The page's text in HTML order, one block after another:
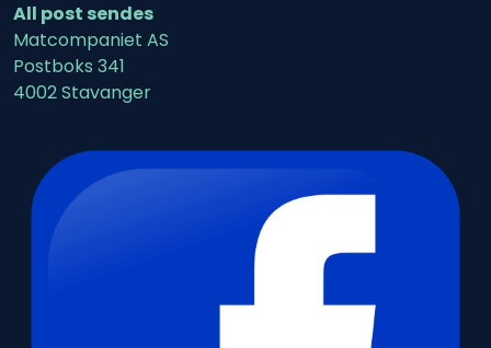
All post sendes
Matcompaniet AS
Postboks 341
4002 Stavanger